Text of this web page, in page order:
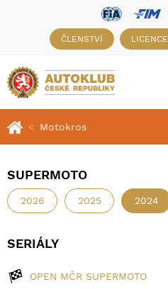
ČLENSTVÍ LICENCE
Motokros
SUPERMOTO
2026 2025 2024
SERIÁLY
OPEN MČR SUPERMOTO